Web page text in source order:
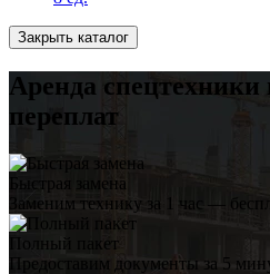
Закрыть каталог
Аренда спецтехники
переплат
Быстрая замена
Заменим технику за 1 час —
Полный пакет
Предоставим документы за 5